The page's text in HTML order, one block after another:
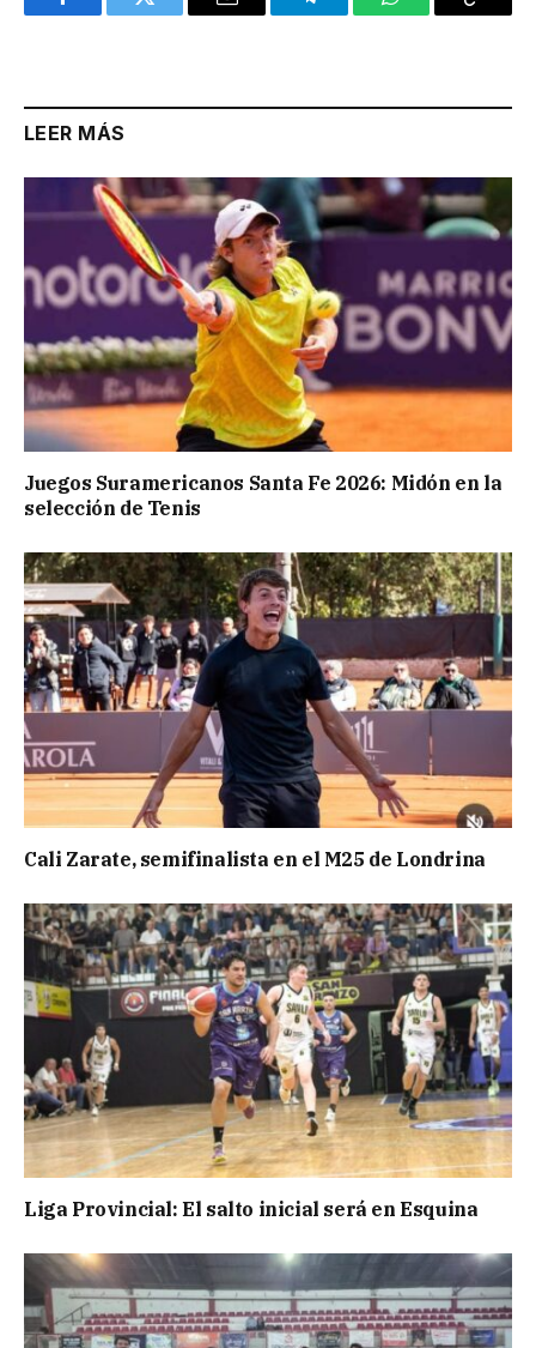
FacebookTwitter Email TelegramWhatsAppCopy
LEER MÁS
Juegos Suramericanos Santa Fe 2026: Midón en la
selección de Tenis
Cali Zarate, semifinalista en el M25 de Londrina
Liga Provincial: El salto inicial será en Esquina